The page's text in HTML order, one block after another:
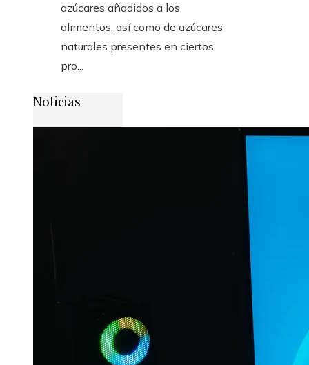
azúcares añadidos a los
alimentos, así como de azúcares
naturales presentes en ciertos
pro...
Noticias